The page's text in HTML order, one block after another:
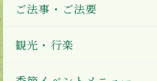
ご法事・ご法要
観光・行楽